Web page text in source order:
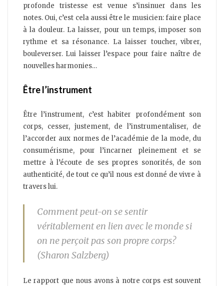
profonde tristesse est venue s’insinuer dans les
notes. Oui, c’est cela aussi être le musicien: faire place
à la douleur. La laisser, pour un temps, imposer son
rythme et sa résonance. La laisser toucher, vibrer,
bouleverser. Lui laisser l’espace pour faire naître de
nouvelles harmonies…
Être l’instrument
Être l’instrument, c’est habiter profondément son
corps, cesser, justement, de l’instrumentaliser, de
l’accorder aux normes de l’académie de la mode, du
consumérisme, pour l’incarner pleinement et se
mettre à l’écoute de ses propres sonorités, de son
authenticité, de tout ce qu’il nous est donné de vivre à
travers lui.
Comment peut-on se sentir
véritablement en lien avec le monde si
on ne perçoit pas son propre corps?
(Sharon Salzberg)
Le rapport que nous avons à notre corps est souvent